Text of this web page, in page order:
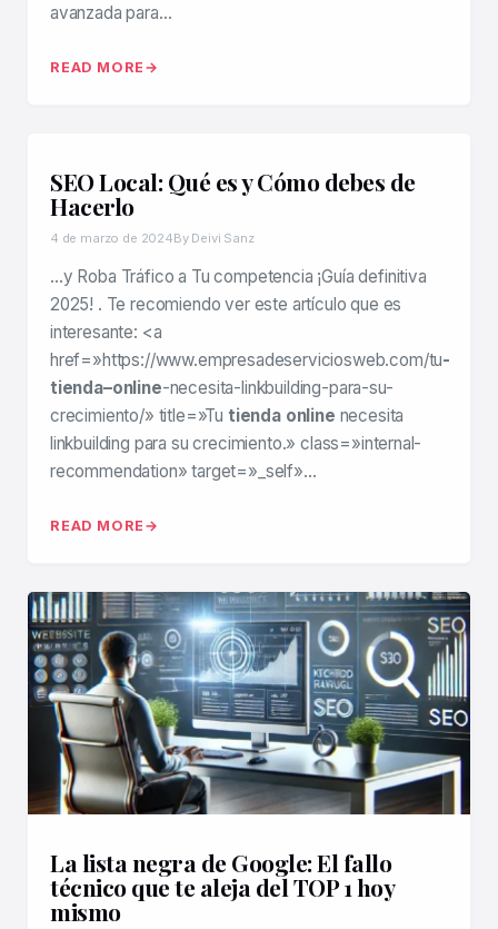
avanzada para…
READ MORE
SEO Local: Qué es y Cómo debes de
Hacerlo
4 de marzo de 2024By Deivi Sanz
…y Roba Tráfico a Tu competencia ¡Guía definitiva
2025! . Te recomiendo ver este artículo que es
interesante: <a
href=»https://www.empresadeserviciosweb.com/tu-
tienda–online-necesita-linkbuilding-para-su-
crecimiento/» title=»Tu tienda online necesita
linkbuilding para su crecimiento.» class=»internal-
recommendation» target=»_self»…
READ MORE
La lista negra de Google: El fallo
técnico que te aleja del TOP 1 hoy
mismo